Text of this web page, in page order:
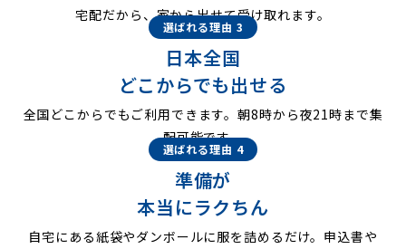
宅配だから、家から出せて受け取れます。
選ばれる理由 3
日本全国
どこからでも出せる
全国どこからでもご利用できます。朝8時から夜21時まで集
配可能です。
選ばれる理由 4
準備が
本当にラクちん
自宅にある紙袋やダンボールに服を詰めるだけ。申込書や